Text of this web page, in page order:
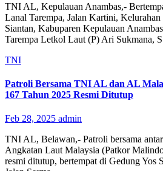
TNI AL, Kepulauan Anambas,-
Lanal Tarempa, Jalan Kartini, Kelurahan
Siantan, Kabuparen Kepulauan
Tarempa Letkol Laut (P) Ari Sukmana,
TNI
Patroli Bersama TNI AL dan AL
167 Tahun 2025 Resmi Ditutup
Feb 28, 2025 admin
TNI AL, Belawan,- Patroli bersama
Angkatan Laut Malaysia (Patkor
resmi ditutup, bertempat di Gedung Yos